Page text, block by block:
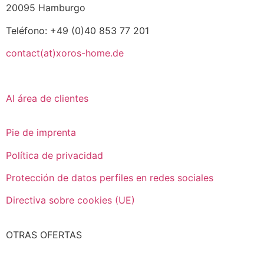
20095 Hamburgo
Teléfono: +49 (0)40 853 77 201
contact(at)xoros-home.de
Al área de clientes
Pie de imprenta
Política de privacidad
Protección de datos perfiles en redes sociales
Directiva sobre cookies (UE)
OTRAS OFERTAS